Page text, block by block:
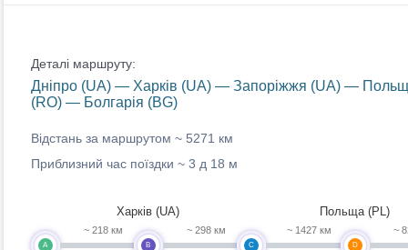
Деталі маршруту:
Дніпро (UA) — Харків (UA) — Запоріжжя (UA) —
(RO) — Болгарія (BG)
Відстань за маршрутом ~ 5271 км
Приблизний час поїздки ~ 3 д 18 м
A
~ 218 км
B
Харків (UA)
~ 298 км
C
~ 1427 км
D
Польща (PL)
~